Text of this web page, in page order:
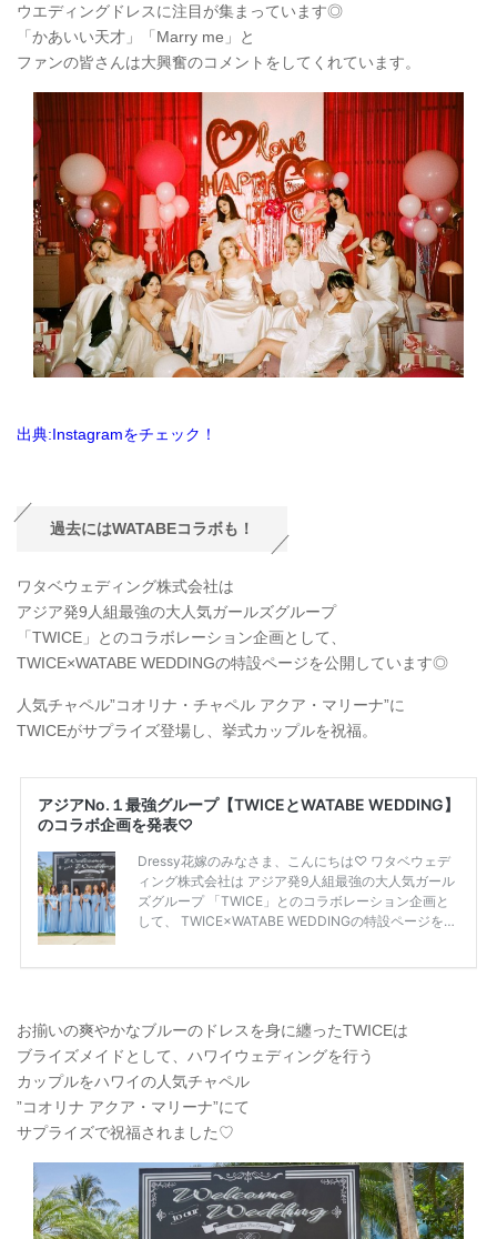
ウエディングドレスに注目が集まっています◎
「かあいい天才」「Marry me」と
ファンの皆さんは大興奮のコメントをしてくれています。
出典:Instagramをチェック！
過去にはWATABEコラボも！
ワタベウェディング株式会社は
アジア発9人組最強の大人気ガールズグループ
「TWICE」とのコラボレーション企画として、
TWICE×WATABE WEDDINGの特設ページを公開しています◎
人気チャペル”コオリナ・チャペル アクア・マリーナ”に
TWICEがサプライズ登場し、挙式カップルを祝福。
お揃いの爽やかなブルーのドレスを身に纏ったTWICEは
ブライズメイドとして、ハワイウェディングを行う
カップルをハワイの人気チャペル
”コオリナ アクア・マリーナ”にて
サプライズで祝福されました♡